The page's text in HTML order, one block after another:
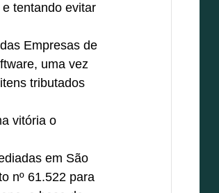
tentando evitar
Empresas de
uma vez
tributados
vitória o
em São
nº 61.522 para